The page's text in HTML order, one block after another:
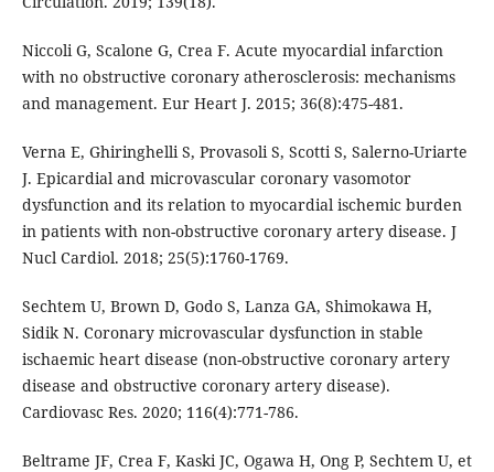
Niccoli G, Scalone G, Crea F. Acute myocardial infarction
with no obstructive coronary atherosclerosis: mechanisms
and management. Eur Heart J. 2015; 36(8):475-481.
Verna E, Ghiringhelli S, Provasoli S, Scotti S, Salerno-Uriarte
J. Epicardial and microvascular coronary vasomotor
dysfunction and its relation to myocardial ischemic burden
in patients with non-obstructive coronary artery disease. J
Nucl Cardiol. 2018; 25(5):1760-1769.
Sechtem U, Brown D, Godo S, Lanza GA, Shimokawa H,
Sidik N. Coronary microvascular dysfunction in stable
ischaemic heart disease (non-obstructive coronary artery
disease and obstructive coronary artery disease).
Cardiovasc Res. 2020; 116(4):771-786.
Beltrame JF, Crea F, Kaski JC, Ogawa H, Ong P, Sechtem U, et